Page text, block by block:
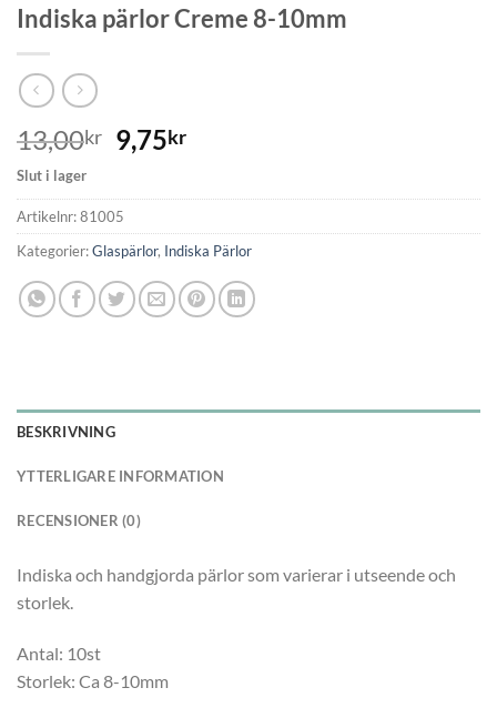
Indiska pärlor Creme 8-10mm
13,00kr 9,75kr
Slut i lager
Artikelnr:81005
Kategorier:Glaspärlor, Indiska Pärlor
BESKRIVNING
YTTERLIGARE INFORMATION
RECENSIONER (0)
Indiska och handgjorda pärlor som varierar i utseende och
storlek.
Antal: 10st
Storlek: Ca 8-10mm